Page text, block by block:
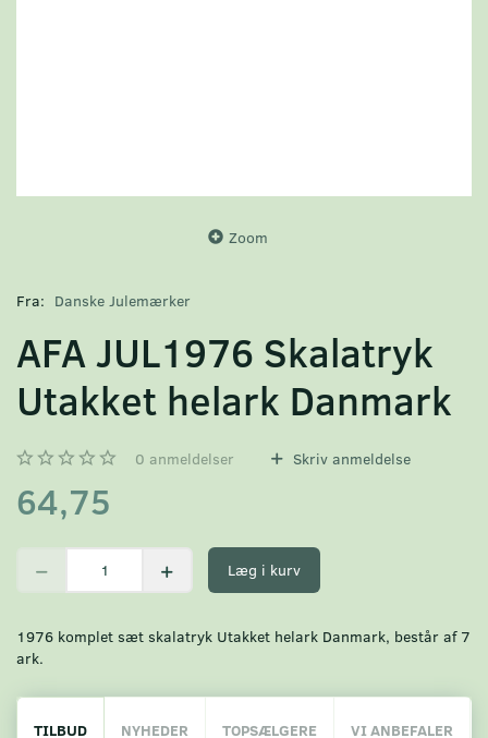
Zoom
Fra: Danske Julemærker
AFA JUL1976 Skalatryk
Utakket helark Danmark
0 anmeldelser Skriv anmeldelse
64,75
Læg i kurv
1976 komplet sæt skalatryk Utakket helark Danmark, består af 7
ark.
TILBUD NYHEDER TOPSÆLGERE VI ANBEFALER